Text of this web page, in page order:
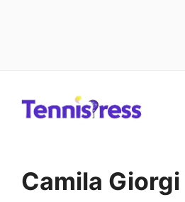
Camila